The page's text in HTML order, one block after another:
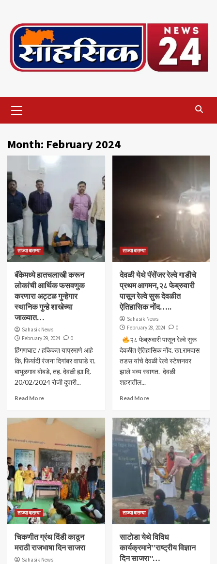
content
Menu
Month: February 2024
ताज्या बातम्या
बॅंकेमध्ये हातचलाखी करून
लोकांची आर्थिक फसवणुक
करणारा अट्टळ गुन्हेगार
स्थानिक गुन्हे शाखेच्या
जाळ्यात…
Sahasik News
February 29, 2024
0
हिंगणघाट / हकिकत याप्रमाणे आहे
कि, फिर्यादी रंजना दिगांबर वाघाडे रा.
बाभुळगाव बोबडे, तह. देवळी ह्या दि.
20/02/2024 रोजी दुपारी...
Read More
ताज्या बातम्या
देवळी येथे पॅसेंजर रेल्वे गाडीचे
प्रथम आगमन,२८ फेब्रुवारी
पासून रेल्वे सुरू देवळीत
ऐतिहासिक नोंद…..
Sahasik News
February 28, 2024
0
२८ फेब्रुवारी पासून रेल्वे सुरू
देवळीत ऐतिहासिक नोंद. खा.रामदास
तडस यांचे देवळी रेल्वे स्टेशनवर
झाले भव्य स्वागत. देवळी
शहरातील...
Read More
ताज्या बातम्या
चिकणीत ग्रंथ दिंडी काढून
मराठी राजभाषा दिन साजरा
Sahasik News
ताज्या बातम्या
साटोडा येथे विविध
कार्यक्रमाने”राष्ट्रीय विज्ञान
दिन साजरा”…